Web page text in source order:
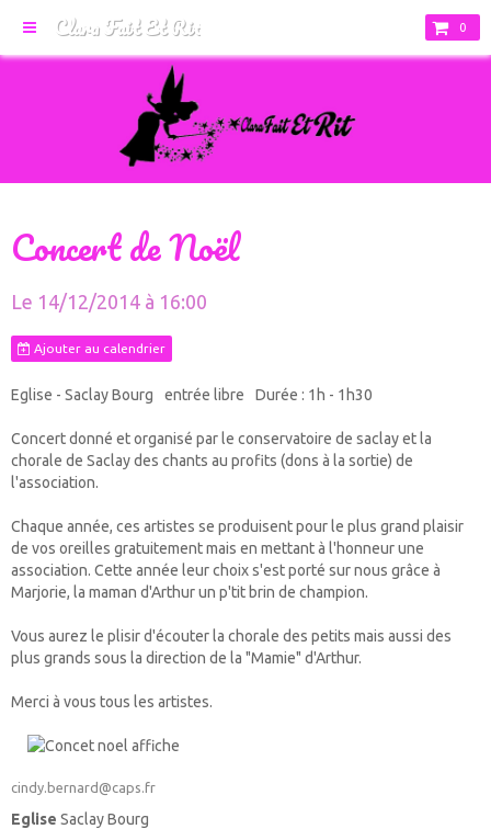
Clara Fait Et Rit 0
Concert de Noël
Le 14/12/2014 à 16:00
Ajouter au calendrier
Eglise - Saclay Bourg entrée libre Durée : 1h - 1h30
Concert donné et organisé par le conservatoire de saclay et la
chorale de Saclay des chants au profits (dons à la sortie) de
l'association.
Chaque année, ces artistes se produisent pour le plus grand plaisir
de vos oreilles gratuitement mais en mettant à l'honneur une
association. Cette année leur choix s'est porté sur nous grâce à
Marjorie, la maman d'Arthur un p'tit brin de champion.
Vous aurez le plisir d'écouter la chorale des petits mais aussi des
plus grands sous la direction de la "Mamie" d'Arthur.
Merci à vous tous les artistes.
cindy.bernard@caps.fr
Eglise Saclay Bourg